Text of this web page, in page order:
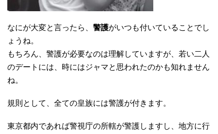
なにが大変と言ったら、 警護がいつも付いていることでし
ょうね。
もちろん、警護が必要なのは理解していますが、若い二人
のデートには、時にはジャマと思われたのかも知れません
ね。
規則として、全ての皇族には警護が付きます。
東京都内であれば警視庁の所轄が警護しますし、地方に行